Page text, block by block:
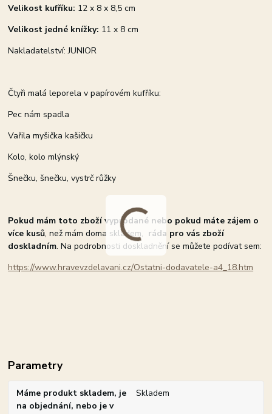
Velikost kufříku: 12 x 8 x 8,5 cm
Velikost jedné knížky: 11 x 8 cm
Nakladatelství: JUNIOR
Čtyři malá leporela v papírovém kufříku:
Pec nám spadla
Vařila myšička kašičku
Kolo, kolo mlýnský
Šnečku, šnečku, vystrč růžky
Pokud mám toto zboží vyprodané nebo pokud máte zájem o
více kusů, než mám doma skladem, ráda pro vás zboží
doskladním. Na podrobnosti doskladnění se můžete podívat sem:
https://www.hravevzdelavani.cz/Ostatni-dodavatele-a4_18.htm
Parametry
Máme produkt skladem, je
na objednání, nebo je v
Skladem